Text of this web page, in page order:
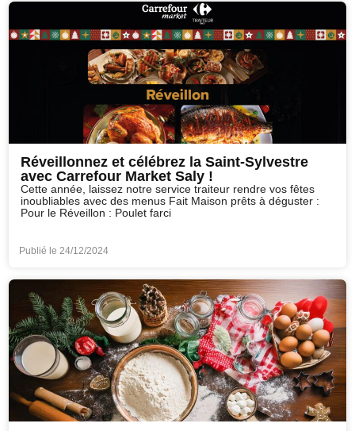
Réveillonnez et célébrez la Saint-Sylvestre
avec Carrefour Market Saly !
Cette année, laissez notre service traiteur rendre vos fêtes
inoubliables avec des menus Fait Maison prêts à déguster :
Pour le Réveillon : Poulet farci
Publié le24/12/2024